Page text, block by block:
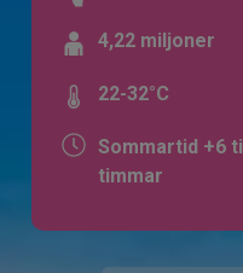
4,22 miljoner
22-32°C
Sommartid +6
timmar